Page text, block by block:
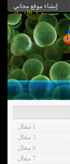
إنشاء موقع مجاني
دخول الأعضاء
1 مقال
3 مقال
6 مقال
7 مقال